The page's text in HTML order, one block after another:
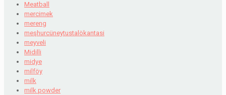
Meatball
mercimek
mereng
meşhurcüneytustalökantasi
meyveli
Midilli
midye
milföy
milk
milk powder